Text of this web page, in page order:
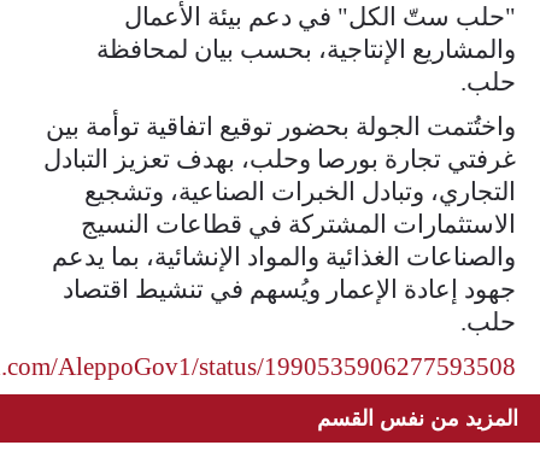
"حلب ستّ الكل" في دعم بيئة الأعمال
والمشاريع الإنتاجية، بحسب بيان لمحافظة
حلب.
واختُتمت الجولة بحضور توقيع اتفاقية توأمة بين
غرفتي تجارة بورصا وحلب، بهدف تعزيز التبادل
التجاري، وتبادل الخبرات الصناعية، وتشجيع
الاستثمارات المشتركة في قطاعات النسيج
والصناعات الغذائية والمواد الإنشائية، بما يدعم
جهود إعادة الإعمار ويُسهم في تنشيط اقتصاد
حلب.
AleppoGov1/status/1990535906277593508
المزيد من نفس القسم